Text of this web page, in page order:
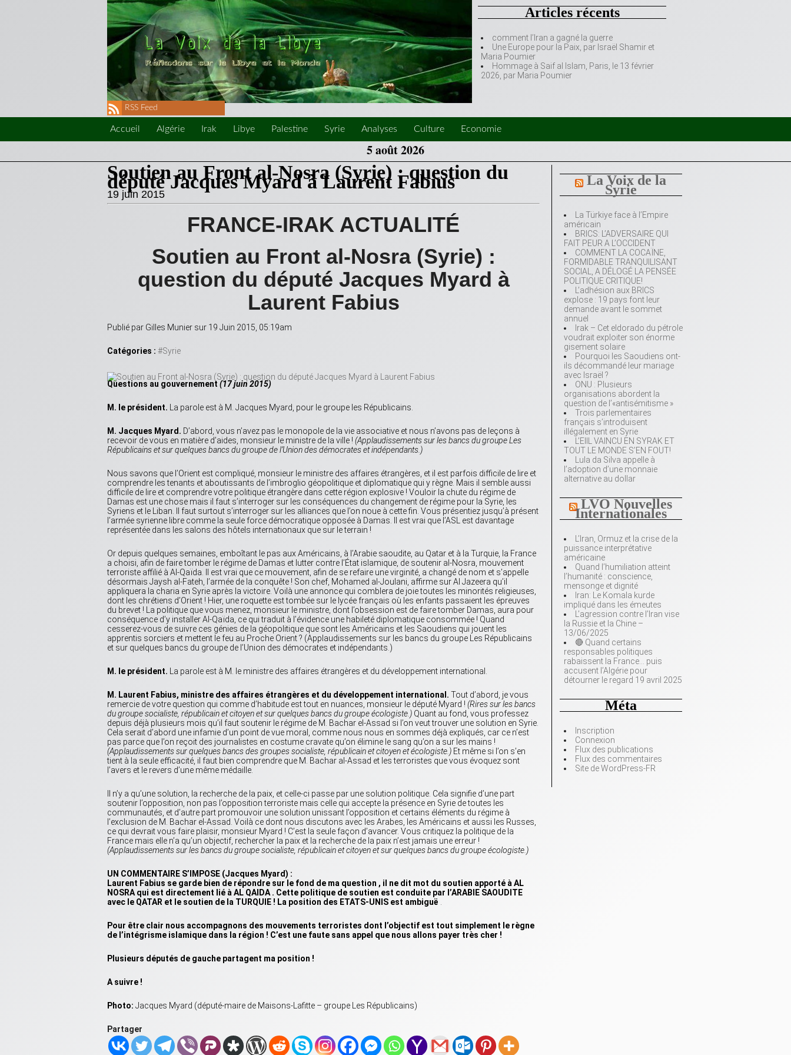
Articles récents
comment l’Iran a gagné la guerre
Une Europe pour la Paix, par Israël Shamir et
Maria Poumier
Hommage à Saif al Islam, Paris, le 13 février
2026, par Maria Poumier
RSS Feed
Accueil Algérie Irak Libye Palestine Syrie Analyses Culture Economie
5 août 2026
La Voix de la
Syrie
La Türkiye face à l’Empire
américain
BRICS: L’ADVERSAIRE QUI
FAIT PEUR A L’OCCIDENT
COMMENT LA COCAÏNE,
FORMIDABLE TRANQUILISANT
SOCIAL, A DÉLOGÉ LA PENSÉE
POLITIQUE CRITIQUE!
L’adhésion aux BRICS
explose : 19 pays font leur
demande avant le sommet
annuel
Irak – Cet eldorado du pétrole
voudrait exploiter son énorme
gisement solaire
Pourquoi les Saoudiens ont-
ils décommandé leur mariage
avec Israël ?
ONU : Plusieurs
organisations abordent la
question de l’«antisémitisme »
Trois parlementaires
français s’introduisent
illégalement en Syrie
L’EIIL VAINCU EN SYRAK ET
TOUT LE MONDE S’EN FOUT!
Lula da Silva appelle à
l’adoption d’une monnaie
alternative au dollar
LVO Nouvelles
Internationales
L’Iran, Ormuz et la crise de la
puissance interprétative
américaine
Quand l’humiliation atteint
l’humanité : conscience,
mensonge et dignité
Iran: Le Komala kurde
impliqué dans les émeutes
L’agression contre l’Iran vise
la Russie et la Chine –
13/06/2025
🔴 Quand certains
responsables politiques
rabaissent la France… puis
accusent l’Algérie pour
détourner le regard 19 avril 2025
Méta
Inscription
Connexion
Flux des publications
Flux des commentaires
Site de WordPress-FR
Soutien au Front al-Nosra (Syrie) : question du
député Jacques Myard à Laurent Fabius
19 juin 2015
FRANCE-IRAK ACTUALITÉ
Soutien au Front al-Nosra (Syrie) :
question du député Jacques Myard à
Laurent Fabius
Publié par Gilles Munier sur 19 Juin 2015, 05:19am
Catégories : #Syrie
Questions au gouvernement (17 juin 2015)
M. le président. La parole est à M. Jacques Myard, pour le groupe les Républicains.
M. Jacques Myard. D’abord, vous n’avez pas le monopole de la vie associative et nous n’avons pas de leçons à
recevoir de vous en matière d’aides, monsieur le ministre de la ville ! (Applaudissements sur les bancs du groupe Les
Républicains et sur quelques bancs du groupe de l’Union des démocrates et indépendants.)
Nous savons que l’Orient est compliqué, monsieur le ministre des affaires étrangères, et il est parfois difficile de lire et
comprendre les tenants et aboutissants de l’imbroglio géopolitique et diplomatique qui y règne. Mais il semble aussi
difficile de lire et comprendre votre politique étrangère dans cette région explosive ! Vouloir la chute du régime de
Damas est une chose mais il faut s’interroger sur les conséquences du changement de régime pour la Syrie, les
Syriens et le Liban. Il faut surtout s’interroger sur les alliances que l’on noue à cette fin. Vous présentiez jusqu’à présent
l’armée syrienne libre comme la seule force démocratique opposée à Damas. Il est vrai que l’ASL est davantage
représentée dans les salons des hôtels internationaux que sur le terrain !
Or depuis quelques semaines, emboîtant le pas aux Américains, à l’Arabie saoudite, au Qatar et à la Turquie, la France
a choisi, afin de faire tomber le régime de Damas et lutter contre l’État islamique, de soutenir al-Nosra, mouvement
terroriste affilié à Al-Qaïda. Il est vrai que ce mouvement, afin de se refaire une virginité, a changé de nom et s’appelle
désormais Jaysh al-Fateh, l’armée de la conquête ! Son chef, Mohamed al-Joulani, affirme sur Al Jazeera qu’il
appliquera la charia en Syrie après la victoire. Voilà une annonce qui comblera de joie toutes les minorités religieuses,
dont les chrétiens d’Orient ! Hier, une roquette est tombée sur le lycée français où les enfants passaient les épreuves
du brevet ! La politique que vous menez, monsieur le ministre, dont l’obsession est de faire tomber Damas, aura pour
conséquence d’y installer Al-Qaïda, ce qui traduit à l’évidence une habileté diplomatique consommée ! Quand
cesserez-vous de suivre ces génies de la géopolitique que sont les Américains et les Saoudiens qui jouent les
apprentis sorciers et mettent le feu au Proche Orient ? (Applaudissements sur les bancs du groupe Les Républicains
et sur quelques bancs du groupe de l’Union des démocrates et indépendants.)
M. le président. La parole est à M. le ministre des affaires étrangères et du développement international.
M. Laurent Fabius, ministre des affaires étrangères et du développement international. Tout d’abord, je vous
remercie de votre question qui comme d’habitude est tout en nuances, monsieur le député Myard ! (Rires sur les bancs
du groupe socialiste, républicain et citoyen et sur quelques bancs du groupe écologiste.) Quant au fond, vous professez
depuis déjà plusieurs mois qu’il faut soutenir le régime de M. Bachar el-Assad si l’on veut trouver une solution en Syrie.
Cela serait d’abord une infamie d’un point de vue moral, comme nous nous en sommes déjà expliqués, car ce n’est
pas parce que l’on reçoit des journalistes en costume cravate qu’on élimine le sang qu’on a sur les mains !
(Applaudissements sur quelques bancs des groupes socialiste, républicain et citoyen et écologiste.) Et même si l’on s’en
tient à la seule efficacité, il faut bien comprendre que M. Bachar al-Assad et les terroristes que vous évoquez sont
l’avers et le revers d’une même médaille.
Il n’y a qu’une solution, la recherche de la paix, et celle-ci passe par une solution politique. Cela signifie d’une part
soutenir l’opposition, non pas l’opposition terroriste mais celle qui accepte la présence en Syrie de toutes les
communautés, et d’autre part promouvoir une solution unissant l’opposition et certains éléments du régime à
l’exclusion de M. Bachar el-Assad. Voilà ce dont nous discutons avec les Arabes, les Américains et aussi les Russes,
ce qui devrait vous faire plaisir, monsieur Myard ! C’est la seule façon d’avancer. Vous critiquez la politique de la
France mais elle n’a qu’un objectif, rechercher la paix et la recherche de la paix n’est jamais une erreur !
(Applaudissements sur les bancs du groupe socialiste, républicain et citoyen et sur quelques bancs du groupe écologiste.)
UN COMMENTAIRE S’IMPOSE (Jacques Myard) :
Laurent Fabius se garde bien de répondre sur le fond de ma question , il ne dit mot du soutien apporté à AL
NOSRA qui est directement lié à AL QAIDA . Cette politique de soutien est conduite par l’ARABIE SAOUDITE
avec le QATAR et le soutien de la TURQUIE ! La position des ETATS-UNIS est ambiguë .
Pour être clair nous accompagnons des mouvements terroristes dont l’objectif est tout simplement le règne
de l’intégrisme islamique dans la région ! C’est une faute sans appel que nous allons payer très cher !
Plusieurs députés de gauche partagent ma position !
A suivre !
Photo: Jacques Myard (député-maire de Maisons-Lafitte – groupe Les Républicains)
Partager